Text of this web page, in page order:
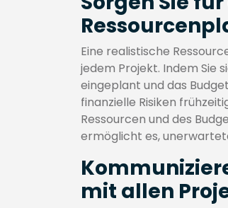
Eine realistische
jedem Projekt. Indem Sie
eingeplant und das
finanzielle Risiken
Ressourcen und des
ermöglicht es,
mit allen